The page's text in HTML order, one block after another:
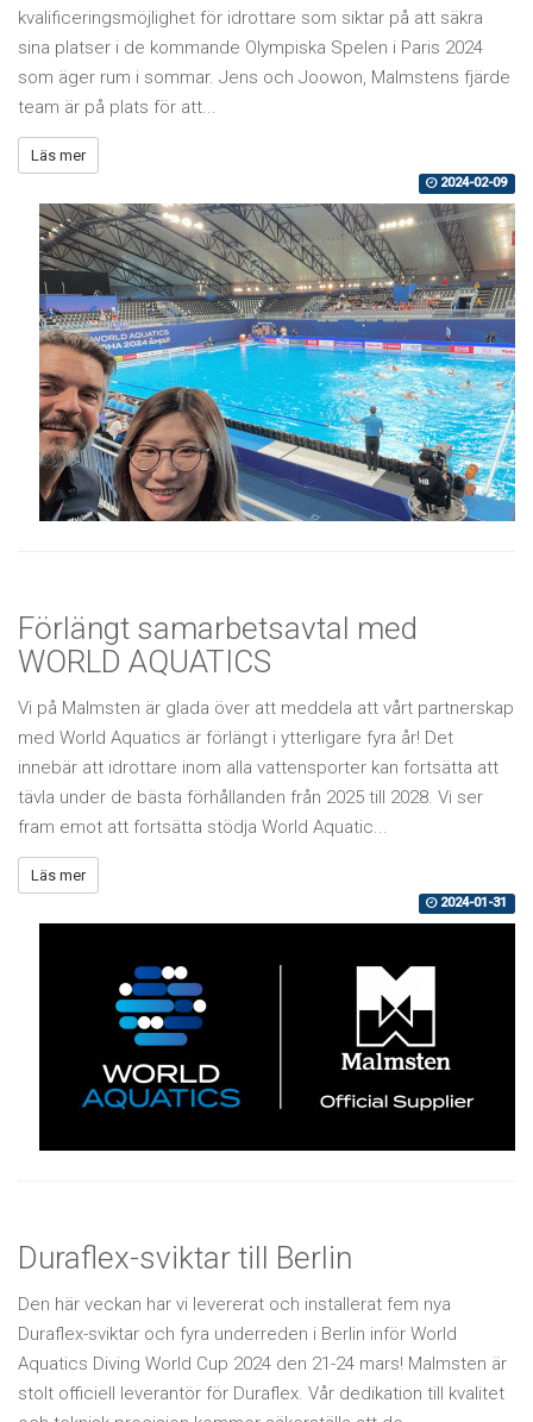
kvalificeringsmöjlighet för idrottare som siktar på att säkra
sina platser i de kommande Olympiska Spelen i Paris 2024
som äger rum i sommar. Jens och Joowon, Malmstens fjärde
team är på plats för att...
Läs mer
2024-02-09
Förlängt samarbetsavtal med
WORLD AQUATICS
Vi på Malmsten är glada över att meddela att vårt partnerskap
med World Aquatics är förlängt i ytterligare fyra år! Det
innebär att idrottare inom alla vattensporter kan fortsätta att
tävla under de bästa förhållanden från 2025 till 2028. Vi ser
fram emot att fortsätta stödja World Aquatic...
Läs mer
2024-01-31
Duraflex-sviktar till Berlin
Den här veckan har vi levererat och installerat fem nya
Duraflex-sviktar och fyra underreden i Berlin inför World
Aquatics Diving World Cup 2024 den 21-24 mars! Malmsten är
stolt officiell leverantör för Duraflex. Vår dedikation till kvalitet